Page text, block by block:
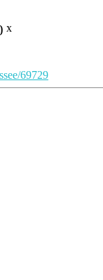
x
69729